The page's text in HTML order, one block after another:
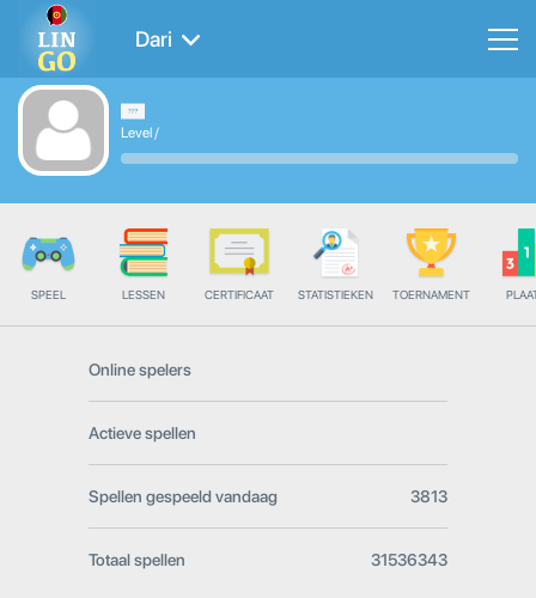
Dari
Level/
SPEEL LESSEN CERTIFICAAT STATISTIEKEN TOERNAMENT
Online spelers
Actieve spellen
Spellen gespeeld vandaag 3813
Totaal spellen 31536343